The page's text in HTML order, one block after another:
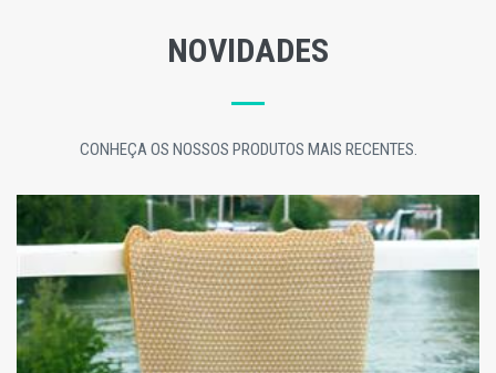
NOVIDADES
CONHEÇA OS NOSSOS PRODUTOS MAIS RECENTES.